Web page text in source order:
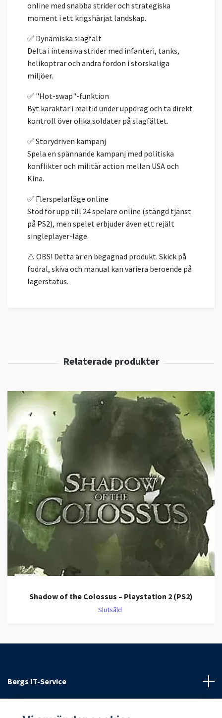
online med snabba strider och strategiska
moment i ett krigshärjat landskap.
✅ Dynamiska slagfält
Delta i intensiva strider med infanteri, tanks,
helikoptrar och andra fordon i storskaliga
miljöer.
✅ "Hot-swap"-funktion
Byt karaktär i realtid under uppdrag och ta direkt
kontroll över olika soldater på slagfältet.
✅ Storydriven kampanj
Spela en spännande kampanj med politiska
konflikter och militär action mellan USA och
Kina.
✅ Flerspelarläge online
Stöd för upp till 24 spelare online (stängd tjänst
på PS2), men spelet erbjuder även ett rejält
singleplayer-läge.
⚠️ OBS! Detta är en begagnad produkt. Skick på
fodral, skiva och manual kan variera beroende på
lagerstatus.
Shadow of the Colossus – Playstation 2 (PS2)
Slutsåld
Bergs IT-Service